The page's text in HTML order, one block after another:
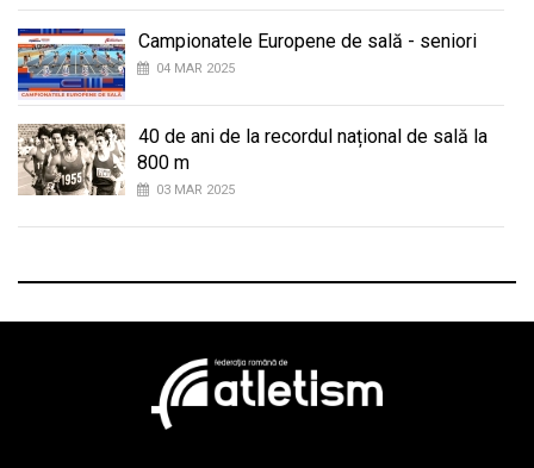
Campionatele Europene de sală - seniori
04 MAR 2025
40 de ani de la recordul național de sală la
800 m
03 MAR 2025